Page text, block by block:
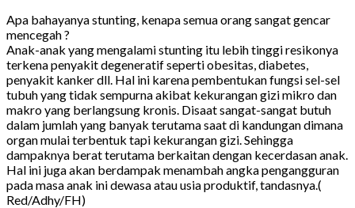
Apa bahayanya stunting, kenapa semua orang sangat gencar
mencegah ?
Anak-anak yang mengalami stunting itu lebih tinggi resikonya
terkena penyakit degeneratif seperti obesitas, diabetes,
penyakit kanker dll. Hal ini karena pembentukan fungsi sel-sel
tubuh yang tidak sempurna akibat kekurangan gizi mikro dan
makro yang berlangsung kronis. Disaat sangat-sangat butuh
dalam jumlah yang banyak terutama saat di kandungan dimana
organ mulai terbentuk tapi kekurangan gizi. Sehingga
dampaknya berat terutama berkaitan dengan kecerdasan anak.
Hal ini juga akan berdampak menambah angka pengangguran
pada masa anak ini dewasa atau usia produktif, tandasnya.(
Red/Adhy/FH)